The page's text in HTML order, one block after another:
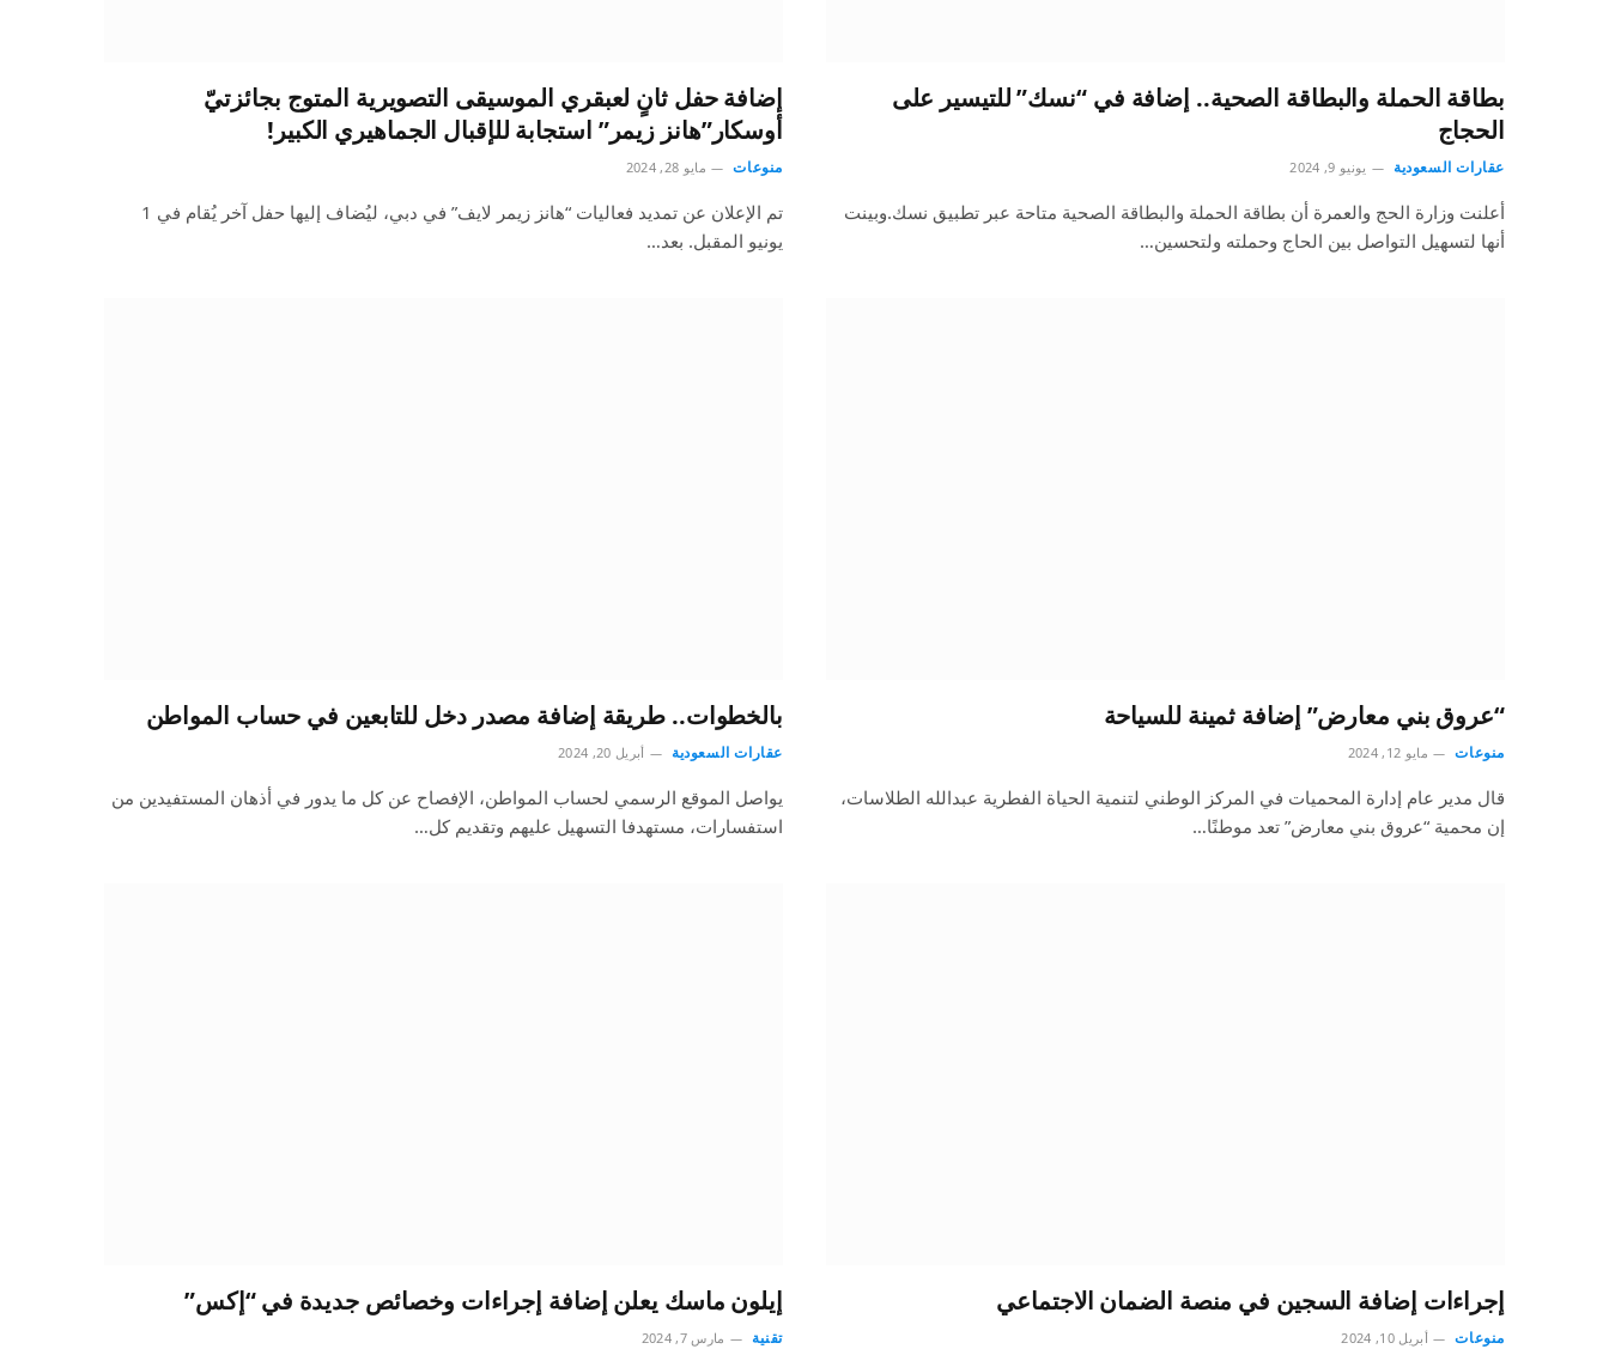
بطاقة الحملة والبطاقة الصحية.. إضافة في “نسك” للتيسير على
الحجاج
عقارات السعودية يونيو 9, 2024
أعلنت وزارة الحج والعمرة أن بطاقة الحملة والبطاقة الصحية متاحة عبر تطبيق نسك.وبينت
أنها لتسهيل التواصل بين الحاج وحملته ولتحسين…
إضافة حفل ثانٍ لعبقري الموسيقى التصويرية المتوج بجائزتيّ
أوسكار”هانز زيمر” استجابة للإقبال الجماهيري الكبير!
منوعات مايو 28, 2024
تم الإعلان عن تمديد فعاليات “هانز زيمر لايف” في دبي، ليُضاف إليها حفل آخر يُقام في 1
يونيو المقبل. بعد…
“عروق بني معارض” إضافة ثمينة للسياحة
منوعات مايو 12, 2024
قال مدير عام إدارة المحميات في المركز الوطني لتنمية الحياة الفطرية عبدالله الطلاسات،
إن محمية “عروق بني معارض” تعد موطنًا…
بالخطوات.. طريقة إضافة مصدر دخل للتابعين في حساب المواطن
عقارات السعودية أبريل 20, 2024
يواصل الموقع الرسمي لحساب المواطن، الإفصاح عن كل ما يدور في أذهان المستفيدين من
استفسارات، مستهدفا التسهيل عليهم وتقديم كل…
إجراءات إضافة السجين في منصة الضمان الاجتماعي
منوعات أبريل 10, 2024
إيلون ماسك يعلن إضافة إجراءات وخصائص جديدة في “إكس”
تقنية مارس 7, 2024